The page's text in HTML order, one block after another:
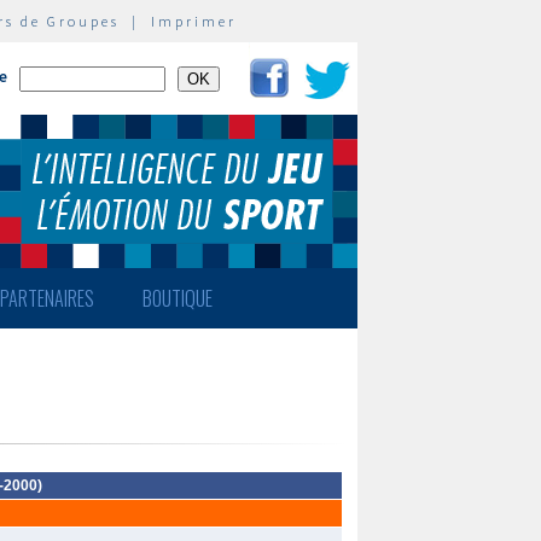
de Groupes | Imprimer
PARTENAIRES BOUTIQUE
2000)